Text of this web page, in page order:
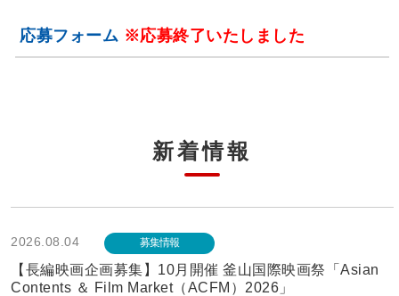
応募フォーム ※応募終了いたしました
新着情報
2026.08.04 募集情報
【長編映画企画募集】10月開催 釜山国際映画祭「Asian
Contents ＆ Film Market（ACFM）2026」